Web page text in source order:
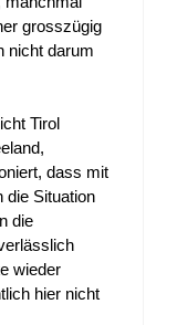
grosszügig
nicht darum
Tirol
dass mit
die Situation
die
wieder
hier nicht